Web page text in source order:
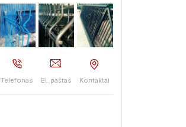
Telefonas El. paštas Kontaktai